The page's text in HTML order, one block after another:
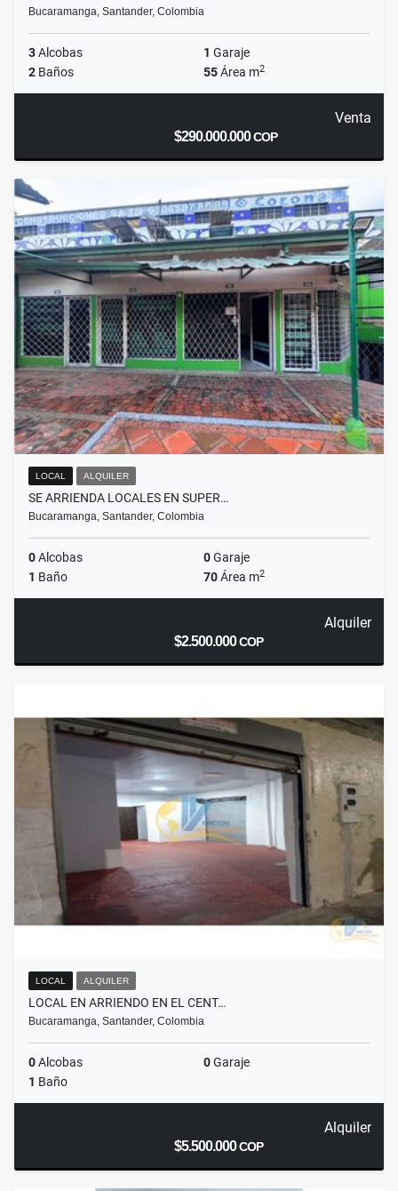
Bucaramanga, Santander, Colombia
3Alcobas 1 Garaje
2 Baños 55Área m2
Venta
$290.000.000COP
LOCAL ALQUILER
SE ARRIENDA LOCALES EN SUPER…
Bucaramanga, Santander, Colombia
0Alcobas 0Garaje
1 Baño 70Área m2
Alquiler
$2.500.000COP
LOCAL ALQUILER
LOCAL EN ARRIENDO EN EL CENT…
Bucaramanga, Santander, Colombia
0Alcobas 0Garaje
1 Baño
Alquiler
$5.500.000COP